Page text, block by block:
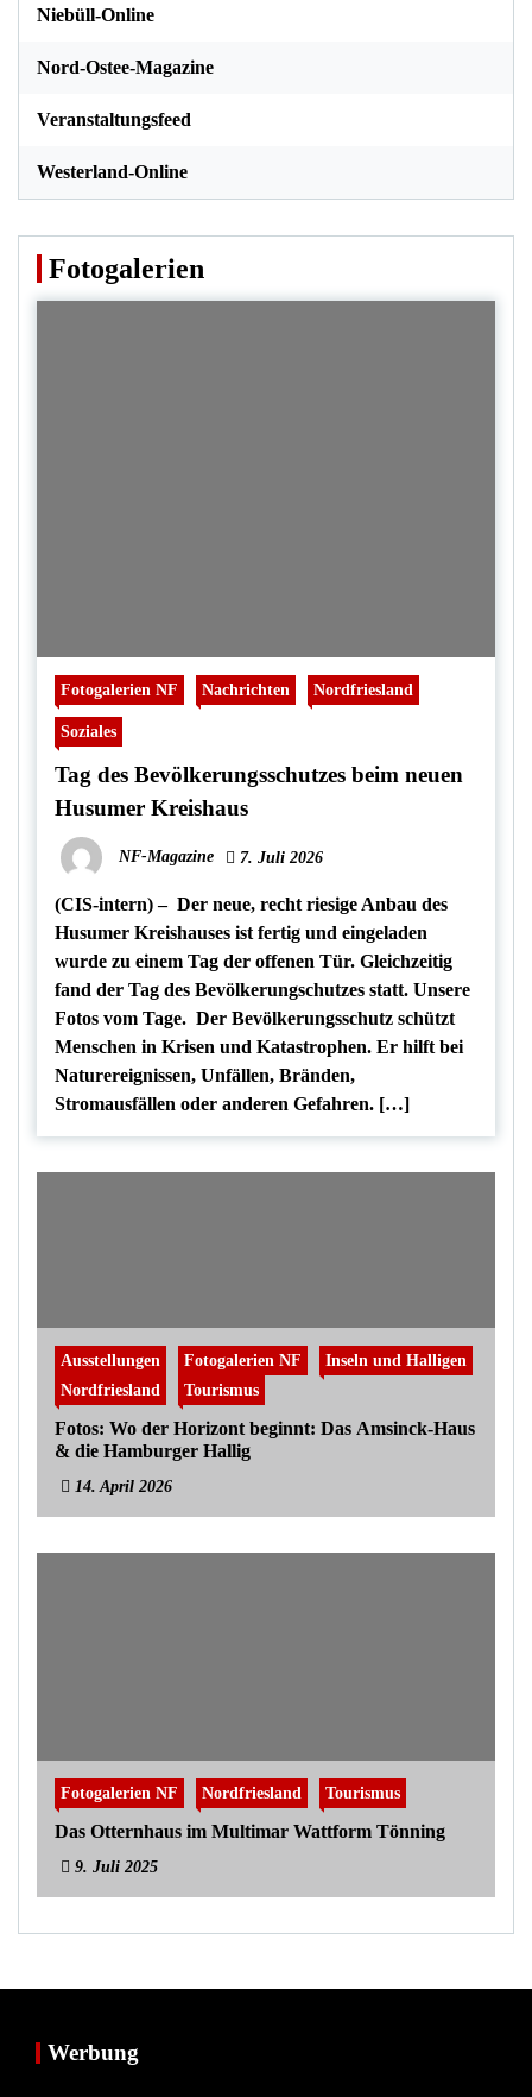
Niebüll-Online
Nord-Ostee-Magazine
Veranstaltungsfeed
Westerland-Online
Fotogalerien
Fotogalerien NF Nachrichten Nordfriesland
Soziales
Tag des Bevölkerungsschutzes beim neuen
Husumer Kreishaus
NF-Magazine 7. Juli 2026
(CIS-intern) – Der neue, recht riesige Anbau des
Husumer Kreishauses ist fertig und eingeladen
wurde zu einem Tag der offenen Tür. Gleichzeitig
fand der Tag des Bevölkerungschutzes statt. Unsere
Fotos vom Tage. Der Bevölkerungsschutz schützt
Menschen in Krisen und Katastrophen. Er hilft bei
Naturereignissen, Unfällen, Bränden,
Stromausfällen oder anderen Gefahren. […]
Ausstellungen Fotogalerien NF
Inseln und Halligen
Nordfriesland
Tourismus
Fotos: Wo der Horizont beginnt: Das Amsinck-Haus
& die Hamburger Hallig
14. April 2026
Fotogalerien NF Nordfriesland Tourismus
Das Otternhaus im Multimar Wattform Tönning
9. Juli 2025
Werbung